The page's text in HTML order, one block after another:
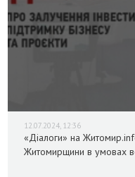
12.07.2024, 12:36
«Діалоги» на
Житомирщини в умовах